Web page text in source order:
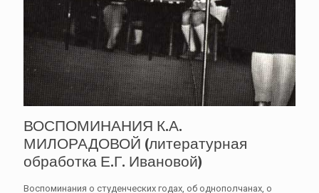
ВОСПОМИНАНИЯ К.А.
МИЛОРАДОВОЙ (литературная
обработка Е.Г. Ивановой)
Воспоминания о студенческих годах, об однополчанах, о